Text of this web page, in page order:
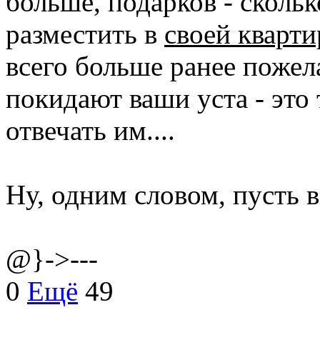
разместить в своей
всего больше ранее
покидают ваши уста - это
отвечать им....
Ну, одним словом, пусть
@}->---
0 Ещё 49